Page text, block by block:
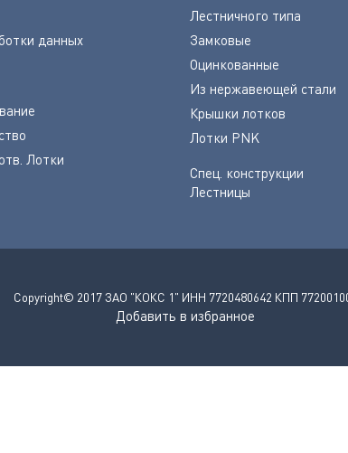
данных
Лотки
Лестничного типа
Замковые
Оцинкованные
Из нержавеющей стали
Крышки лотков
Лотки PNK
Спец. конструкции
Лестницы
Copyright© 2017 ЗАО "КОКС 1" ИНН 7720480642 КПП
Добавить в избранное